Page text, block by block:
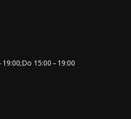
15:00 – 19:00